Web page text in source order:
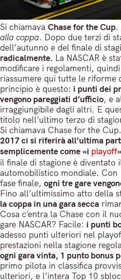
Si chiamava Chase for the Cup.
alla coppa. Dopo due terzi di
dell’autunno e del finale di
radicalmente. La NASCAR è
modificare i regolamenti,
riassumere qui tutte le riforme
principio è questo: i punti dei
vengono pareggiati d’ufficio, e
irraggiungibile dagli altri. E
titolo nell’ultimo terzo di
Si chiamava Chase for the Cup.
2017 ci si riferirà all’ultima
semplicemente come «i playoff
il finale di stagione è diventato
automobilistico mondiale. Con
fase finale, ogni tre gare
Fino all’ultimissimo atto della
la coppa in una gara secca
Cosa c’entra la Chase con il
gare NASCAR? Facile: i punti
adesso punti ulteriori nel
prestazioni nella stagione
ogni gara vinta, 1 punto bonus
primo pilota in classifica
ulteriori, e l’intera Top 10